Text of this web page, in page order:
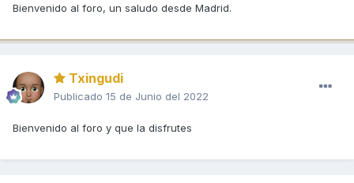
Bienvenido al foro, un saludo desde Madrid.
Txingudi
Publicado 15 de Junio del 2022
Bienvenido al foro y que la disfrutes